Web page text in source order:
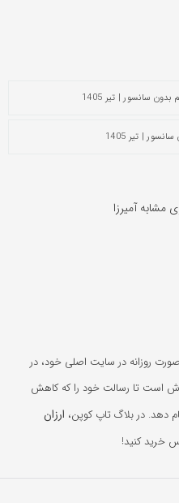
سانسور | تیر 1405
| تیر 1405
روزانه در سایت اصلی خود، در
تلاش است تا رسالت خود را که کاهش
دهد. در بلاگ تاپ کوپن، ارزان
خرید کنید!